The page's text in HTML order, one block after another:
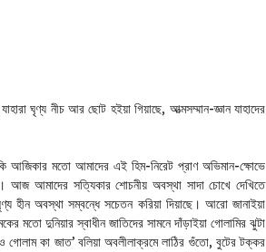
ঘৃণ্য নীচ আর ছোট হইয়া গিয়াছে, আত্মসম্মান-জ্ঞান যাহাদের
আজিকার মতো আমাদের এই হিম-নিরেট প্রাণ অভিমান-ক্ষোভে
আজ আমাদের সত্যিকার শোচনীয় অবস্থা সাদা চোখে দেখিতে
হীন অবস্থা সম্বন্ধে সচেতন করিয়া দিয়াছে। আরো জানাইয়া
মতো দুনিয়ার স্বাধীন জাতিদের সামনে দাঁড়াইয়া গোলামির ঝুটা
গোলাম কা জাত’ বলিয়া অবলীলাক্রমে লাঠির গুঁতো, বুটের টক্কর